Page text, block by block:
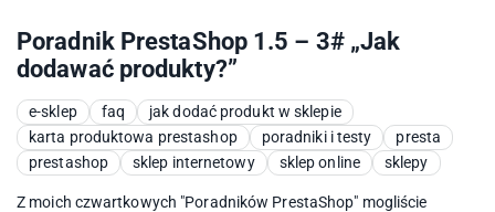
Poradnik PrestaShop 1.5 – 3# „Jak
dodawać produkty?”
e-sklep faq
jak dodać produkt w sklepie
karta produktowa prestashop
poradniki i testy
presta
prestashop
sklep internetowy sklep online sklepy
Z moich czwartkowych "Poradników PrestaShop" mogliście